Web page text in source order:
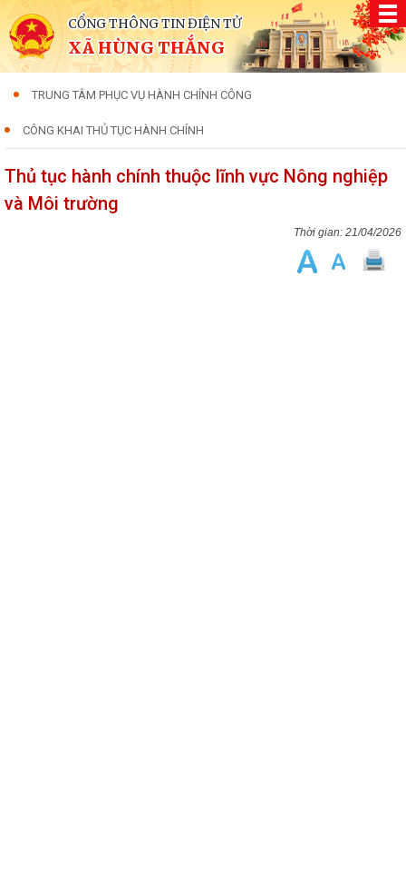
CỔNG THÔNG TIN ĐIỆN TỬ
XÃ HÙNG THẮNG
TRUNG TÂM PHỤC VỤ HÀNH CHÍNH CÔNG
CÔNG KHAI THỦ TỤC HÀNH CHÍNH
Thủ tục hành chính thuộc lĩnh vực Nông nghiệp
và Môi trường
21/04/2026